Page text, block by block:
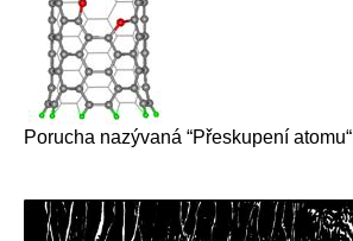
Porucha nazývaná “Přeskupení atomu“